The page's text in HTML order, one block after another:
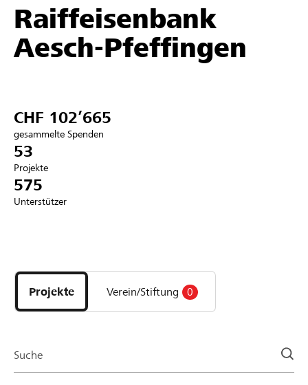
Unterstützen
Hilfe & Support
Anmelden
DE FR IT
Raiffeisenbank
Aesch-Pfeffingen
CHF 102’665
gesammelte Spenden
53
Projekte
575
Unterstützer
Projekte
und
Organisationen
Projekte Verein/Stiftung 0
Suche